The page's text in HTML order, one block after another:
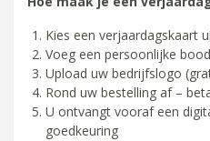
Kies een verjaardagskaart
Voeg een persoonlijke
Upload uw bedrijfslogo
Rond uw bestelling af –
U ontvangt vooraf een
goedkeuring